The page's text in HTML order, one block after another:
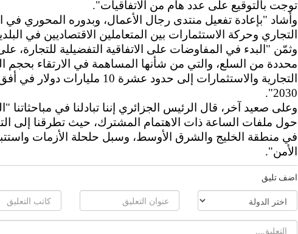
توجت بالتوقيع على عدد هام من الاتفاقيات".
وأشاد "بإعادة تفعيل منتدى رجال الأعمال، وبدوره المحوري في
التجاري وحركة الاستثمارات بين المتعاملين الاقتصاديين في
وثمّن "البدء في المفاوضات على الاتفاقية التفضيلية للتجارة،
محددة من السلع، والتي من شأنها المساهمة في الارتقاء بحجم
التجارية والاستثمارات إلى حدود عشرة 10 مليارات
2030".
وعلى صعيد آخر، قال الرئيس الجزائري إننا تبادلنا في مباحثاتنا
حول ملفات الساعة ذات الاهتمام المشترك، حيث تطرقنا إلى
في منطقة الخليج والشرق الأوسط، وسبل حلحلة الأزمات
الأمن".
اضف تليق